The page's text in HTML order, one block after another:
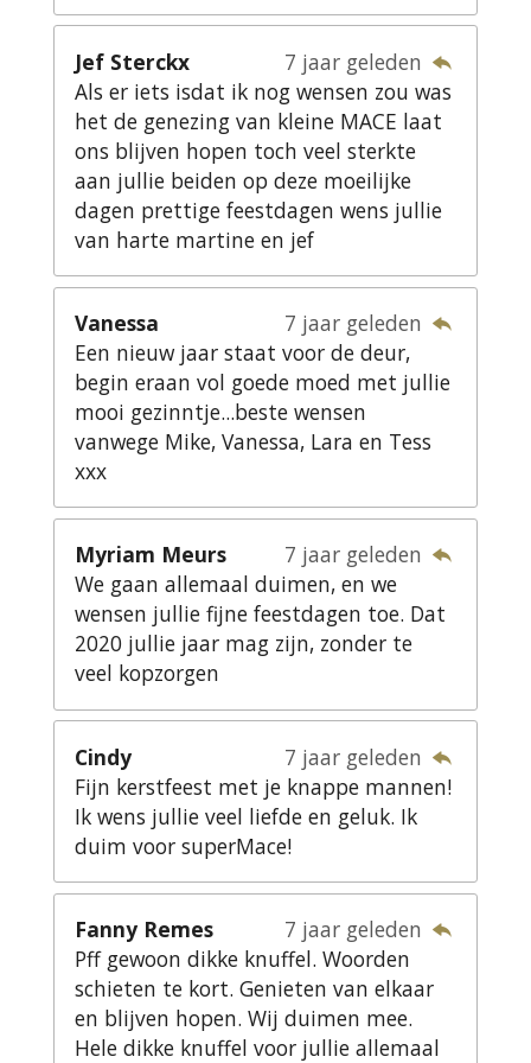
Jef Sterckx
7 jaar geleden
Als er iets isdat ik nog wensen zou was
het de genezing van kleine MACE laat
ons blijven hopen toch veel sterkte
aan jullie beiden op deze moeilijke
dagen prettige feestdagen wens jullie
van harte martine en jef
Vanessa
7 jaar geleden
Een nieuw jaar staat voor de deur,
begin eraan vol goede moed met jullie
mooi gezinntje...beste wensen
vanwege Mike, Vanessa, Lara en Tess
xxx
Myriam Meurs
7 jaar geleden
We gaan allemaal duimen, en we
wensen jullie fijne feestdagen toe. Dat
2020 jullie jaar mag zijn, zonder te
veel kopzorgen
Cindy
7 jaar geleden
Fijn kerstfeest met je knappe mannen!
Ik wens jullie veel liefde en geluk. Ik
duim voor superMace!
Fanny Remes
7 jaar geleden
Pff gewoon dikke knuffel. Woorden
schieten te kort. Genieten van elkaar
en blijven hopen. Wij duimen mee.
Hele dikke knuffel voor jullie allemaal